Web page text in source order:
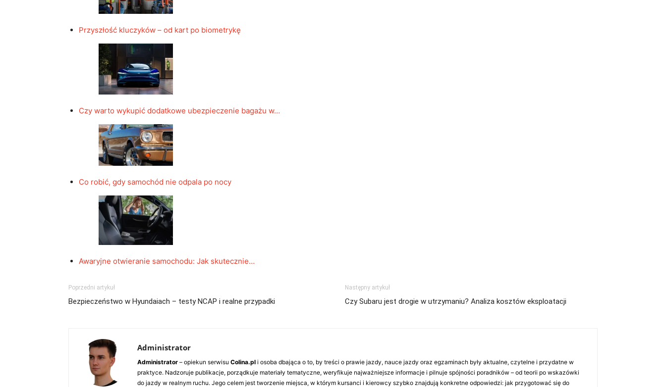
Przyszłość kluczyków – od kart po biometrykę
Czy warto wykupić dodatkowe ubezpieczenie bagażu w…
Co robić, gdy samochód nie odpala po nocy
Awaryjne otwieranie samochodu: Jak skutecznie…
Poprzedni artykuł
Bezpieczeństwo w Hyundaiach – testy NCAP i realne przypadki
Następny artykuł
Czy Subaru jest drogie w utrzymaniu? Analiza kosztów eksploatacji
Administrator
Administrator – opiekun serwisu Colina.pl i osoba dbająca o to, by treści o prawie jazdy, nauce jazdy oraz egzaminach były aktualne, czytelne i przydatne w
praktyce. Nadzoruje publikacje, porządkuje materiały tematyczne, weryfikuje najważniejsze informacje i pilnuje spójności poradników – od teorii po wskazówki
do jazdy w realnym ruchu. Jego celem jest tworzenie miejsca, w którym kursanci i kierowcy szybko znajdują konkretne odpowiedzi: jak przygotować się do